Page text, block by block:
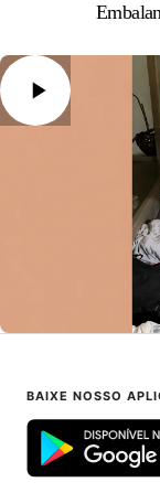
BAIXE NOSSO